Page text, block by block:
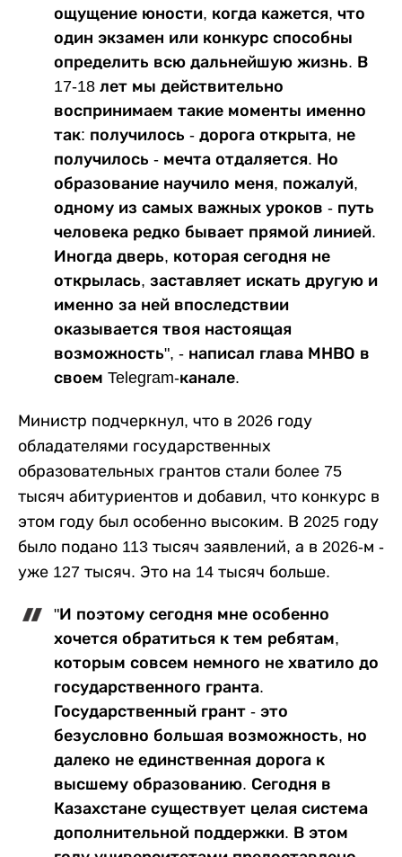
ощущение юности, когда кажется, что
один экзамен или конкурс способны
определить всю дальнейшую жизнь. В
17-18 лет мы действительно
воспринимаем такие моменты именно
так: получилось - дорога открыта, не
получилось - мечта отдаляется. Но
образование научило меня, пожалуй,
одному из самых важных уроков - путь
человека редко бывает прямой линией.
Иногда дверь, которая сегодня не
открылась, заставляет искать другую и
именно за ней впоследствии
оказывается твоя настоящая
возможность", - написал глава МНВО в
своем Telegram-канале.
Министр подчеркнул, что в 2026 году
обладателями государственных
образовательных грантов стали более 75
тысяч абитуриентов и добавил, что конкурс в
этом году был особенно высоким. В 2025 году
было подано 113 тысяч заявлений, а в 2026-м -
уже 127 тысяч. Это на 14 тысяч больше.
"И поэтому сегодня мне особенно
хочется обратиться к тем ребятам,
которым совсем немного не хватило до
государственного гранта.
Государственный грант - это
безусловно большая возможность, но
далеко не единственная дорога к
высшему образованию. Сегодня в
Казахстане существует целая система
дополнительной поддержки. В этом